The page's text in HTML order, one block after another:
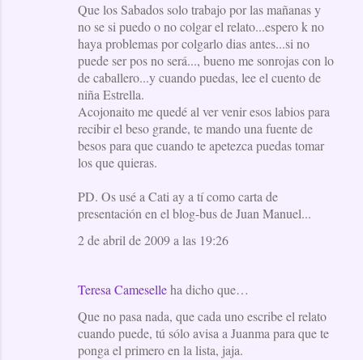
Que los Sabados solo trabajo por las mañanas y
no se si puedo o no colgar el relato...espero k no
haya problemas por colgarlo dias antes...si no
puede ser pos no será..., bueno me sonrojas con lo
de caballero...y cuando puedas, lee el cuento de
niña Estrella.
Acojonaito me quedé al ver venir esos labios para
recibir el beso grande, te mando una fuente de
besos para que cuando te apetezca puedas tomar
los que quieras.
PD. Os usé a Cati ay a tí como carta de
presentación en el blog-bus de Juan Manuel...
2 de abril de 2009 a las 19:26
Teresa Cameselleha dicho que…
Que no pasa nada, que cada uno escribe el relato
cuando puede, tú sólo avisa a Juanma para que te
ponga el primero en la lista, jaja.